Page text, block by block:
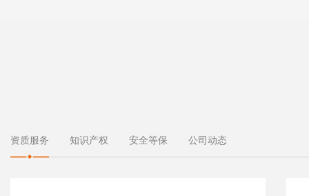
资质服务 知识产权 安全等保 公司动态